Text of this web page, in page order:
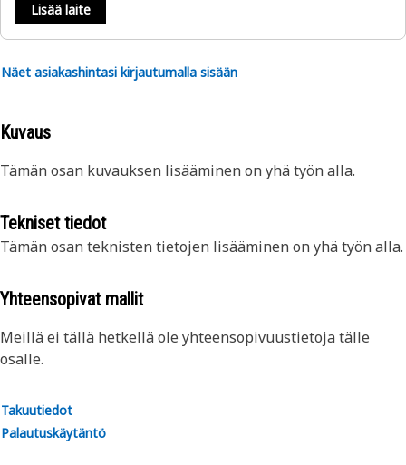
Lisää laite
Näet asiakashintasi kirjautumalla sisään
Kuvaus
Tämän osan kuvauksen lisääminen on yhä työn alla.
Tekniset tiedot
Tämän osan teknisten tietojen lisääminen on yhä työn alla.
Yhteensopivat mallit
Meillä ei tällä hetkellä ole yhteensopivuustietoja tälle
osalle.
Takuutiedot
Palautuskäytäntö